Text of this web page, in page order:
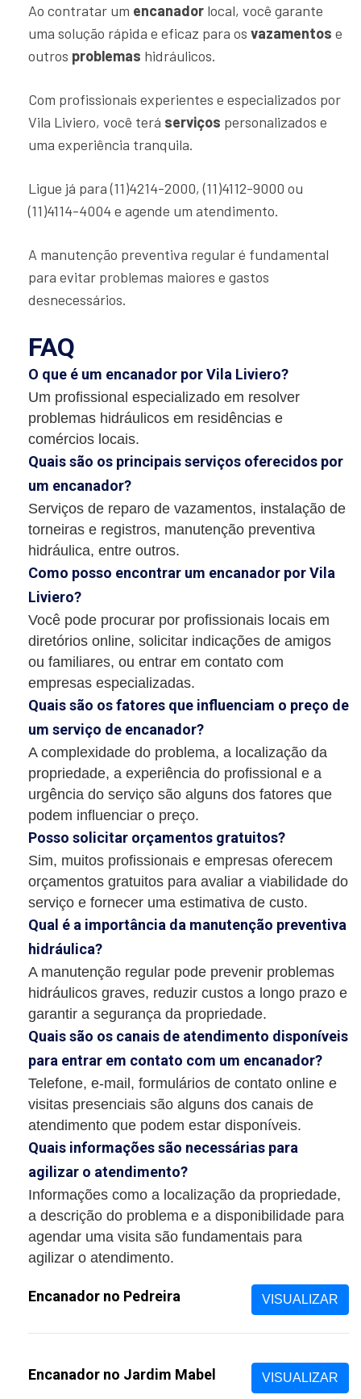
Ao contratar um encanador local, você garante
uma solução rápida e eficaz para os vazamentos e
outros problemas hidráulicos.
Com profissionais experientes e especializados por
Vila Liviero, você terá serviços personalizados e
uma experiência tranquila.
Ligue já para (11)4214-2000, (11)4112-9000 ou
(11)4114-4004 e agende um atendimento.
A manutenção preventiva regular é fundamental
para evitar problemas maiores e gastos
desnecessários.
FAQ
O que é um encanador por Vila Liviero?
Um profissional especializado em resolver
problemas hidráulicos em residências e
comércios locais.
Quais são os principais serviços oferecidos por
um encanador?
Serviços de reparo de vazamentos, instalação de
torneiras e registros, manutenção preventiva
hidráulica, entre outros.
Como posso encontrar um encanador por Vila
Liviero?
Você pode procurar por profissionais locais em
diretórios online, solicitar indicações de amigos
ou familiares, ou entrar em contato com
empresas especializadas.
Quais são os fatores que influenciam o preço de
um serviço de encanador?
A complexidade do problema, a localização da
propriedade, a experiência do profissional e a
urgência do serviço são alguns dos fatores que
podem influenciar o preço.
Posso solicitar orçamentos gratuitos?
Sim, muitos profissionais e empresas oferecem
orçamentos gratuitos para avaliar a viabilidade do
serviço e fornecer uma estimativa de custo.
Qual é a importância da manutenção preventiva
hidráulica?
A manutenção regular pode prevenir problemas
hidráulicos graves, reduzir custos a longo prazo e
garantir a segurança da propriedade.
Quais são os canais de atendimento disponíveis
para entrar em contato com um encanador?
Telefone, e-mail, formulários de contato online e
visitas presenciais são alguns dos canais de
atendimento que podem estar disponíveis.
Quais informações são necessárias para
agilizar o atendimento?
Informações como a localização da propriedade,
a descrição do problema e a disponibilidade para
agendar uma visita são fundamentais para
agilizar o atendimento.
Encanador no Pedreira VISUALIZAR
Encanador no Jardim Mabel VISUALIZAR